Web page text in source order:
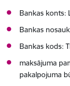
Bankas konts:
Bankas
Bankas kods:
maksājuma
pakalpojuma